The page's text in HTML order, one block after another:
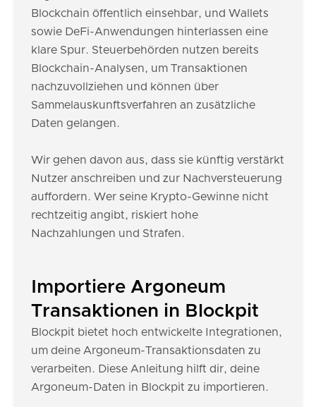
Blockchain öffentlich einsehbar, und Wallets
sowie DeFi-Anwendungen hinterlassen eine
klare Spur. Steuerbehörden nutzen bereits
Blockchain-Analysen, um Transaktionen
nachzuvollziehen und können über
Sammelauskunftsverfahren an zusätzliche
Daten gelangen.
Wir gehen davon aus, dass sie künftig verstärkt
Nutzer anschreiben und zur Nachversteuerung
auffordern. Wer seine Krypto-Gewinne nicht
rechtzeitig angibt, riskiert hohe
Nachzahlungen und Strafen.
Importiere Argoneum
Transaktionen in Blockpit
Blockpit bietet hoch entwickelte Integrationen,
um deine Argoneum-Transaktionsdaten zu
verarbeiten. Diese Anleitung hilft dir, deine
Argoneum-Daten in Blockpit zu importieren.